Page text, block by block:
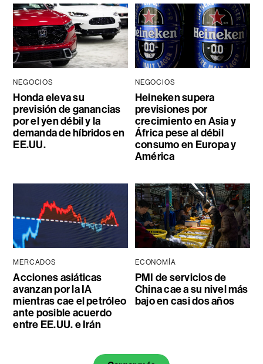
NEGOCIOS
Honda eleva su
previsión de ganancias
por el yen débil y la
demanda de híbridos en
EE.UU.
NEGOCIOS
Heineken supera
previsiones por
crecimiento en Asia y
África pese al débil
consumo en Europa y
América
MERCADOS
Acciones asiáticas
avanzan por la IA
mientras cae el petróleo
ante posible acuerdo
entre EE.UU. e Irán
ECONOMÍA
PMI de servicios de
China cae a su nivel más
bajo en casi dos años